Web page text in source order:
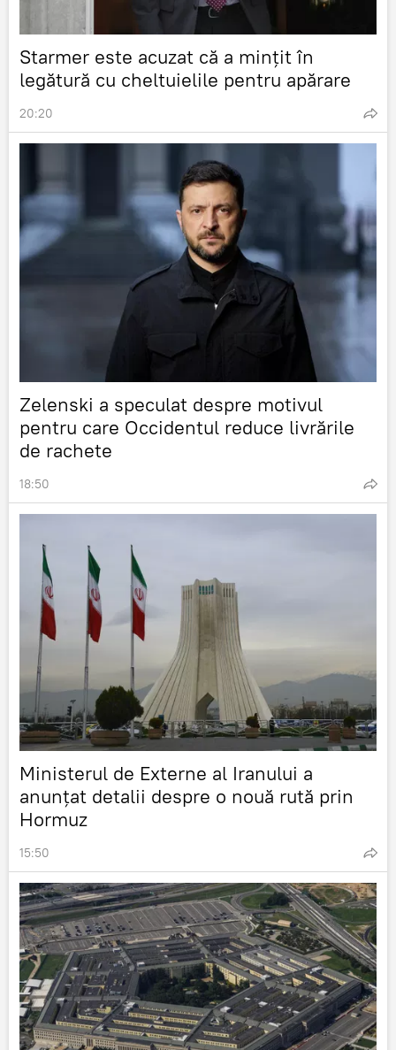
Starmer este acuzat că a mințit în
legătură cu cheltuielile pentru apărare
20:20
Zelenski a speculat despre motivul
pentru care Occidentul reduce livrările
de rachete
18:50
Ministerul de Externe al Iranului a
anunțat detalii despre o nouă rută prin
Hormuz
15:50